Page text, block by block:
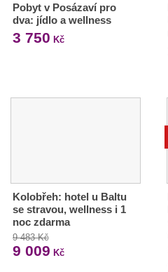
Pobyt v Posázaví pro
dva: jídlo a wellness
3 750 Kč
Kolobřeh: hotel u Baltu
se stravou, wellness i 1
noc zdarma
9 483 Kč
9 009 Kč